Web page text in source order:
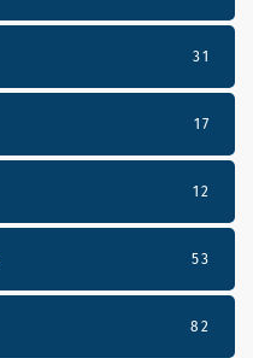
31
17
12
53
82